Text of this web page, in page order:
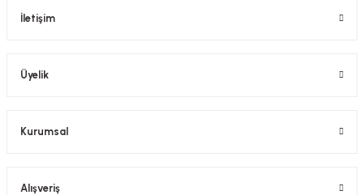
İletişim
Üyelik
Kurumsal
Alışveriş